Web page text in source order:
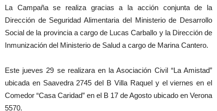
La Campaña se realiza gracias a la acción conjunta de la
Dirección de Seguridad Alimentaria del Ministerio de Desarrollo
Social de la provincia a cargo de Lucas Carballo y la Dirección de
Inmunización del Ministerio de Salud a cargo de Marina Cantero.
Este jueves 29 se realizara en la Asociación Civil “La Amistad”
ubicada en Saavedra 2745 del B Villa Raquel y el viernes en el
Comedor “Casa Caridad” en el B 17 de Agosto ubicado en Verona
5570.